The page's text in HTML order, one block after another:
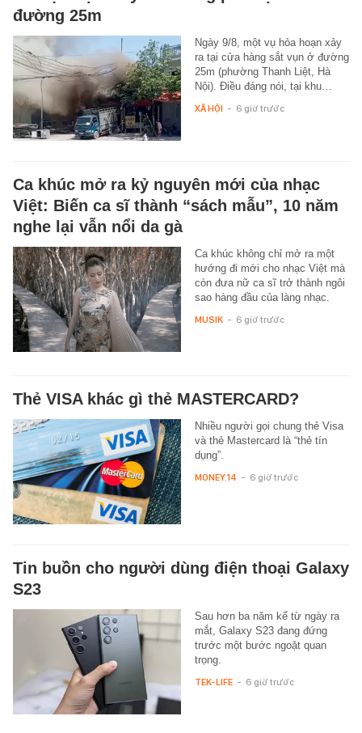
đường 25m
Ngày 9/8, một vụ hỏa hoạn xảy
ra tại cửa hàng sắt vụn ở đường
25m (phường Thanh Liệt, Hà
Nội). Điều đáng nói, tại khu…
XÃ HỘI - 6 giờ trước
Ca khúc mở ra kỷ nguyên mới của nhạc
Việt: Biến ca sĩ thành “sách mẫu”, 10 năm
nghe lại vẫn nổi da gà
Ca khúc không chỉ mở ra một
hướng đi mới cho nhạc Việt mà
còn đưa nữ ca sĩ trở thành ngôi
sao hàng đầu của làng nhạc.
MUSIK - 6 giờ trước
Thẻ VISA khác gì thẻ MASTERCARD?
Nhiều người gọi chung thẻ Visa
và thẻ Mastercard là “thẻ tín
dụng”.
MONEY.14 - 6 giờ trước
Tin buồn cho người dùng điện thoại Galaxy
S23
Sau hơn ba năm kể từ ngày ra
mắt, Galaxy S23 đang đứng
trước một bước ngoặt quan
trọng.
TEK-LIFE - 6 giờ trước